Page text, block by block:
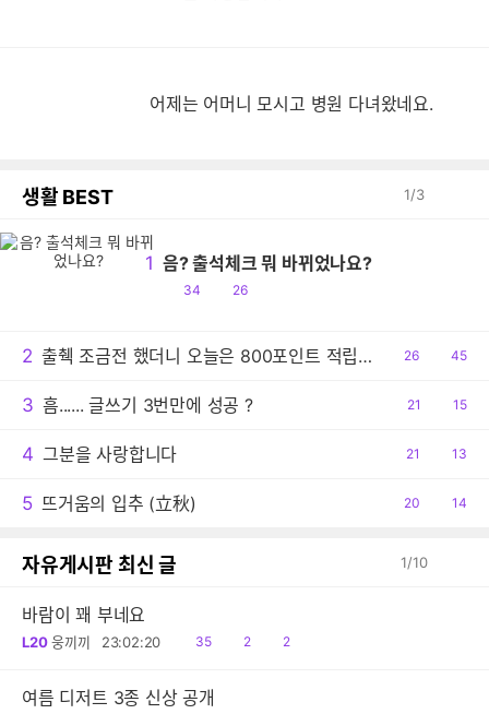
어제는 어머니 모시고 병원 다녀왔네요.
생활 BEST 1/3
1 음? 출석체크 뭐 바뀌었나요?
공
34
댓
26
2 출췍 조금전 했더니 오늘은 800포인트 적립이네요.
공
26
댓
45
3 흠...... 글쓰기 3번만에 성공 ?
공
21
댓
15
4 그분을 사랑합니다
공
21
댓
13
5 뜨거움의 입추 (立秋)
공
20
댓
14
자유게시판 최신 글 1/10
바람이 꽤 부네요
L20 웅끼끼 23:02:20
읽
35
공
2
댓
2
여름 디저트 3종 신상 공개